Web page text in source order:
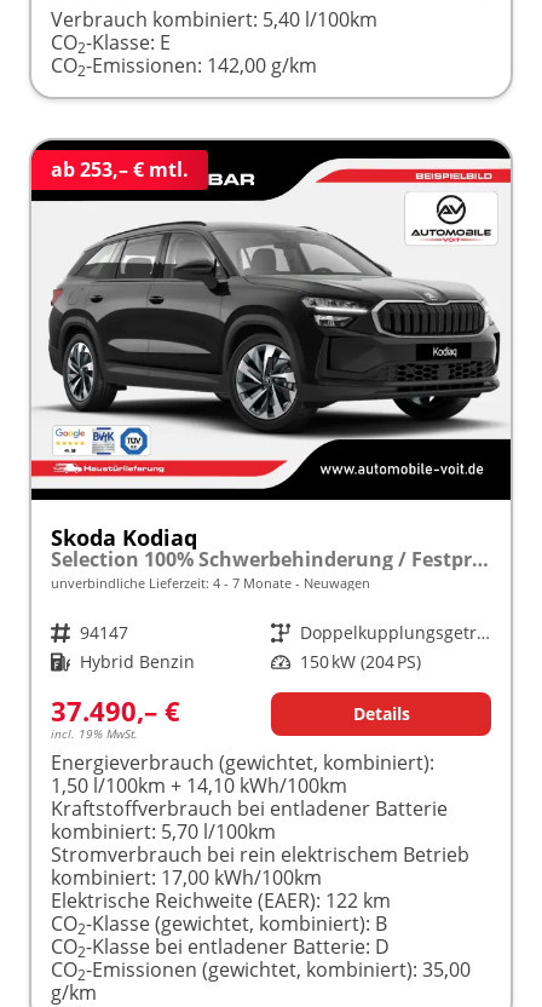
Verbrauch kombiniert: 5,40 l/100km
CO2-Klasse: E
CO2-Emissionen: 142,00 g/km
ab 253,– € mtl.
Skoda Kodiaq
Selection 100% Schwerbehinderung / Festpreisgarantie* Modelljahr 1.5 TSI iV PLUG-IN-HYBRID 204PS DSG "Sonderangebot bei Schwerbehinderung" frei konfigurierbar!
unverbindliche Lieferzeit: 4 - 7 Monate Neuwagen
Fahrzeugnr. 94147 Getriebe
Doppelkupplungsgetriebe (DSG)
Kraftstoff Hybrid Benzin Leistung 150 kW (204 PS)
37.490,– €
incl. 19% MwSt.
Details
Energieverbrauch (gewichtet, kombiniert):
1,50 l/100km + 14,10 kWh/100km
Kraftstoffverbrauch bei entladener Batterie
kombiniert: 5,70 l/100km
Stromverbrauch bei rein elektrischem Betrieb
kombiniert: 17,00 kWh/100km
Elektrische Reichweite (EAER): 122 km
CO2-Klasse (gewichtet, kombiniert): B
CO2-Klasse bei entladener Batterie: D
CO2-Emissionen (gewichtet, kombiniert): 35,00
g/km